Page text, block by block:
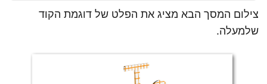
צילום המסך הבא מציג את הפלט של דוגמת הקוד
שלמעלה.